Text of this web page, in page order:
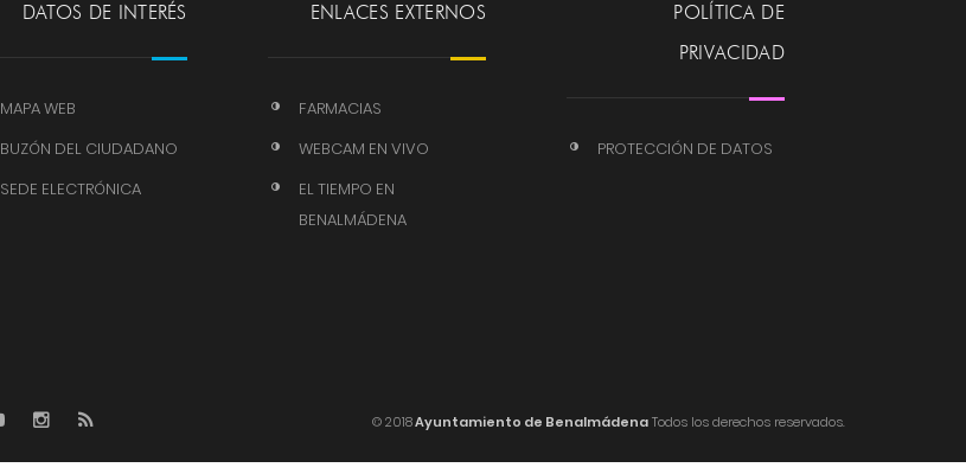
DATOS DE INTERÉS
MAPA WEB
BUZÓN DEL CIUDADANO
SEDE ELECTRÓNICA
ENLACES EXTERNOS
FARMACIAS
WEBCAM EN VIVO
EL TIEMPO EN
BENALMÁDENA
POLÍTICA DE
PRIVACIDAD
PROTECCIÓN DE DATOS
© 2018Ayuntamiento de BenalmádenaTodos los derechos reservados.